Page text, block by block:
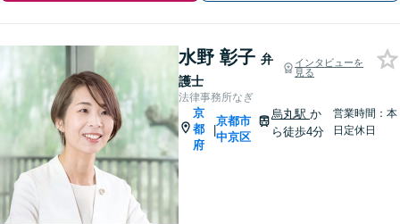
水野 彰子 弁
護士
インタビューを
見る
法律事務所なぎ
京
都
府
|
京都市
中京区
烏丸駅 か
ら徒歩4分
営業時間：本
日定休日